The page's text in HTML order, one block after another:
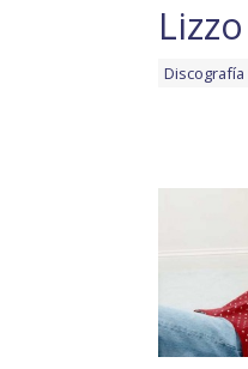
Lizzo
Discografía